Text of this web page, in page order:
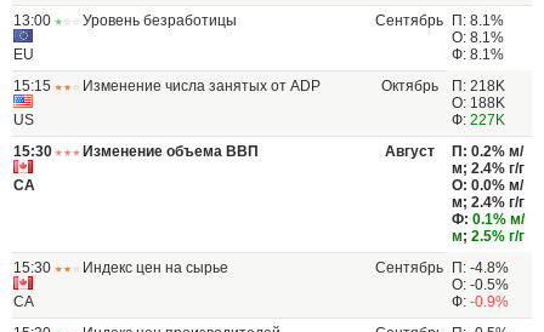
13:00
EU
Уровень безработицы Сентябрь
П: 8.1%
О: 8.1%
Ф: 8.1%
15:15
US
Изменение числа занятых от ADP Октябрь
П: 218K
О: 188K
Ф: 227K
15:30
CA
Изменение объема ВВП Август
П: 0.2% м/
м; 2.4% г/г
О: 0.0% м/
м; 2.4% г/г
Ф: 0.1% м/
м; 2.5% г/г
15:30
CA
Индекс цен на сырье Сентябрь
П: -4.8%
О: -0.5%
Ф: -0.9%